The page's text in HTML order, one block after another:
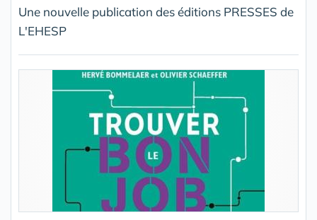
Une nouvelle publication des éditions PRESSES de
L'EHESP